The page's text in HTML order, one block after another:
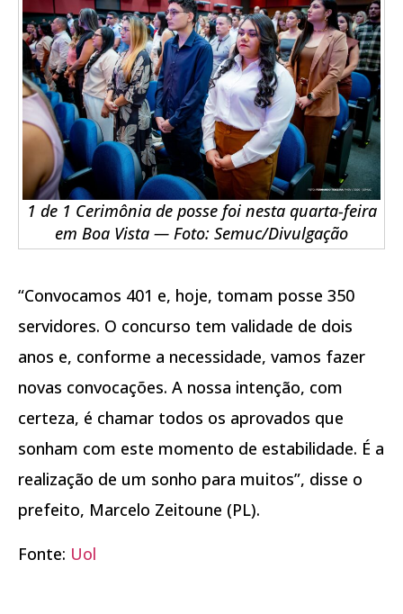
1 de 1 Cerimônia de posse foi nesta quarta-feira
em Boa Vista — Foto: Semuc/Divulgação
“Convocamos 401 e, hoje, tomam posse 350
servidores. O concurso tem validade de dois
anos e, conforme a necessidade, vamos fazer
novas convocações. A nossa intenção, com
certeza, é chamar todos os aprovados que
sonham com este momento de estabilidade. É a
realização de um sonho para muitos”, disse o
prefeito, Marcelo Zeitoune (PL).
Fonte: Uol